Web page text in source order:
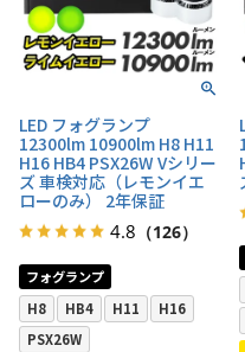
LED フォグランプ
12300lm 10900lm H8 H11
H16 HB4 PSX26W Vシリー
ズ 車検対応（レモンイエ
ローのみ） 2年保証
4.8 （126）
フォグランプ
H8
HB4 H11
H16
PSX26W